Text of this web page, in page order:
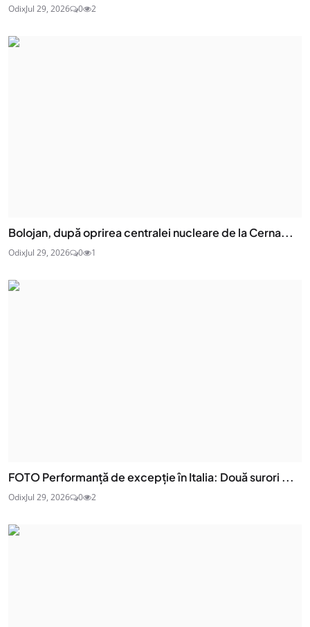
OdixJul 29, 2026 0 2
Bolojan, după oprirea centralei nucleare de la Cerna...
OdixJul 29, 2026 0 1
FOTO Performanță de excepție în Italia: Două surori ...
OdixJul 29, 2026 0 2